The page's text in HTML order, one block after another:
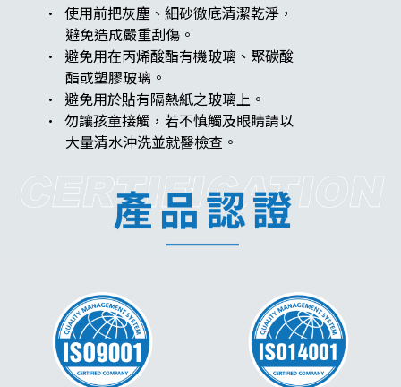
· 使用前把灰塵、細砂徹底清潔乾淨，
避免造成嚴重刮傷。
· 避免用在丙烯酸酯有機玻璃、聚碳酸
​​​​​​​ 酯或塑膠玻璃。
· 避免用於貼有隔熱紙之玻璃上。
· 勿讓孩童接觸，若不慎觸及眼睛請以
​​​​​​​ 大量清水沖洗並就醫檢查。